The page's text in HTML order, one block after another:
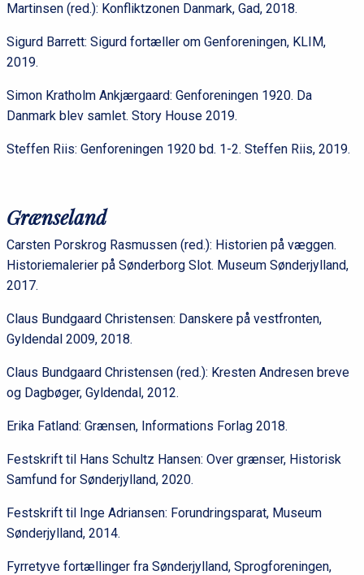
Martinsen (red.): Konfliktzonen Danmark, Gad, 2018.
Sigurd Barrett: Sigurd fortæller om Genforeningen, KLIM,
2019.
Simon Kratholm Ankjærgaard: Genforeningen 1920. Da
Danmark blev samlet. Story House 2019.
Steffen Riis: Genforeningen 1920 bd. 1-2. Steffen Riis, 2019.
Grænseland
Carsten Porskrog Rasmussen (red.): Historien på væggen.
Historiemalerier på Sønderborg Slot. Museum Sønderjylland,
2017.
Claus Bundgaard Christensen: Danskere på vestfronten,
Gyldendal 2009, 2018.
Claus Bundgaard Christensen (red.): Kresten Andresen breve
og Dagbøger, Gyldendal, 2012.
Erika Fatland: Grænsen, Informations Forlag 2018.
Festskrift til Hans Schultz Hansen: Over grænser, Historisk
Samfund for Sønderjylland, 2020.
Festskrift til Inge Adriansen: Forundringsparat, Museum
Sønderjylland, 2014.
Fyrretyve fortællinger fra Sønderjylland, Sprogforeningen,